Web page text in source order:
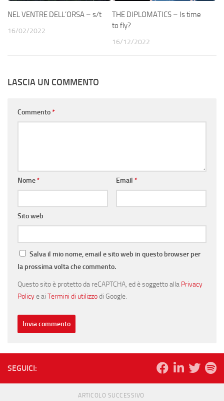
NEL VENTRE DELL’ORSA – s/t
16/02/2022
THE DIPLOMATICS – Is time
to fly?
16/12/2022
LASCIA UN COMMENTO
Commento*
Nome* Email *
Sito web
Salva il mio nome, email e sito web in questo browser per
la prossima volta che commento.
Questo sito è protetto da reCAPTCHA, ed è soggetto alla Privacy
Policye ai Termini di utilizzodi Google.
SEGUICI:
ARTICOLO SUCCESSIVO